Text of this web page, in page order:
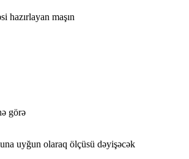
hazırlayan maşın
görə
uyğun olaraq ölçüsü dəyişəcək